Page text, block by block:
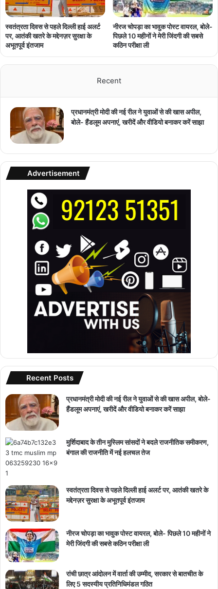
स्वतंत्रता दिवस से पहले दिल्ली हाई अलर्ट
पर, आतंकी खतरे के मद्देनज़र सुरक्षा के
अभूतपूर्व इंतजाम
नीरज चोपड़ा का भावुक पोस्ट वायरल, बोले-
पिछले 10 महीनों ने मेरी जिंदगी की सबसे
कठिन परीक्षा ली
Recent
प्रधानमंत्री मोदी की नई रील ने युवाओं से की खास अपील,
बोले- हैंडलूम अपनाएं, खरीदें और वीडियो बनाकर करें साझा
Advertisement
Recent Posts
प्रधानमंत्री मोदी की नई रील ने युवाओं से की खास अपील, बोले-
हैंडलूम अपनाएं, खरीदें और वीडियो बनाकर करें साझा
मुर्शिदाबाद के तीन मुस्लिम सांसदों ने बदले राजनीतिक समीकरण,
बंगाल की राजनीति में नई हलचल तेज
स्वतंत्रता दिवस से पहले दिल्ली हाई अलर्ट पर, आतंकी खतरे के
मद्देनज़र सुरक्षा के अभूतपूर्व इंतजाम
नीरज चोपड़ा का भावुक पोस्ट वायरल, बोले- पिछले 10 महीनों ने
मेरी जिंदगी की सबसे कठिन परीक्षा ली
रांची छात्र आंदोलन में वार्ता की उम्मीद, सरकार से बातचीत के
लिए 5 सदस्यीय प्रतिनिधिमंडल गठित